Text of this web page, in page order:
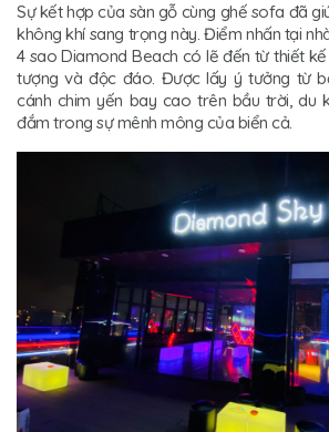
Sự kết hợp của sàn gỗ cùng ghế sofa đã
không khí sang trọng này. Điểm nhấn tại
4 sao Diamond Beach có lẽ đến từ thiết
tượng và độc đáo. Được lấy ý tưởng từ
cánh chim yến bay cao trên bầu trời, du
đắm trong sự mênh mông của biển cả.